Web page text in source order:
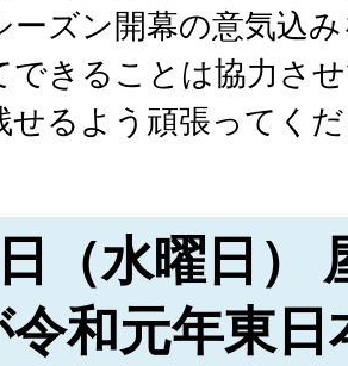
ーズン開幕の意気込
できることは協力さ
せるよう頑張ってく
（水曜日）
和元年東